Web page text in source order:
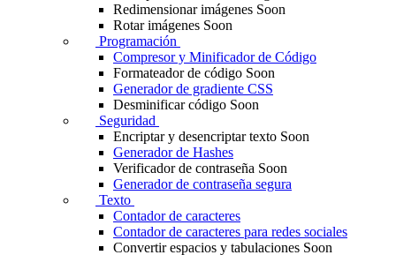
Redimensionar imágenes Soon
Rotar imágenes Soon
Programación
Compresor y Minificador de Código
Formateador de código Soon
Generador de gradiente CSS
Desminificar código Soon
Seguridad
Encriptar y desencriptar texto Soon
Generador de Hashes
Verificador de contraseña Soon
Generador de contraseña segura
Texto
Contador de caracteres
Contador de caracteres para redes sociales
Convertir espacios y tabulaciones Soon